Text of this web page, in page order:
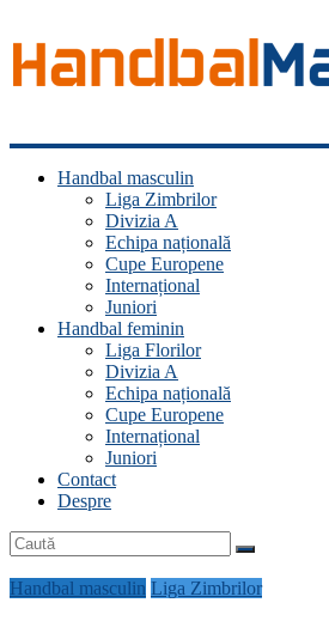
Handbal
ManiaHandbal masculin
Liga Zimbrilor
Divizia A
Echipa națională
Cupe Europene
Internațional
Juniori
Handbal feminin
Liga Florilor
Divizia A
Echipa națională
Cupe Europene
Internațional
Juniori
Contact
Despre
Handbal masculin Liga Zimbrilor